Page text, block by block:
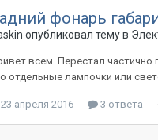
фонарь
опубликовал тему в
всем. Перестал частично
отдельные лампочки или
23 апреля 2016 3 ответа